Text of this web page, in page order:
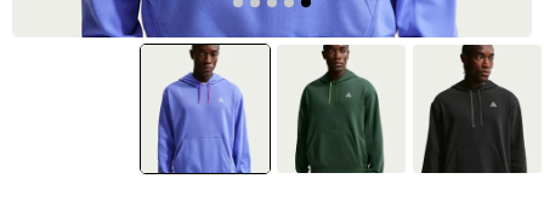
أسود أخضر selected
أزرق